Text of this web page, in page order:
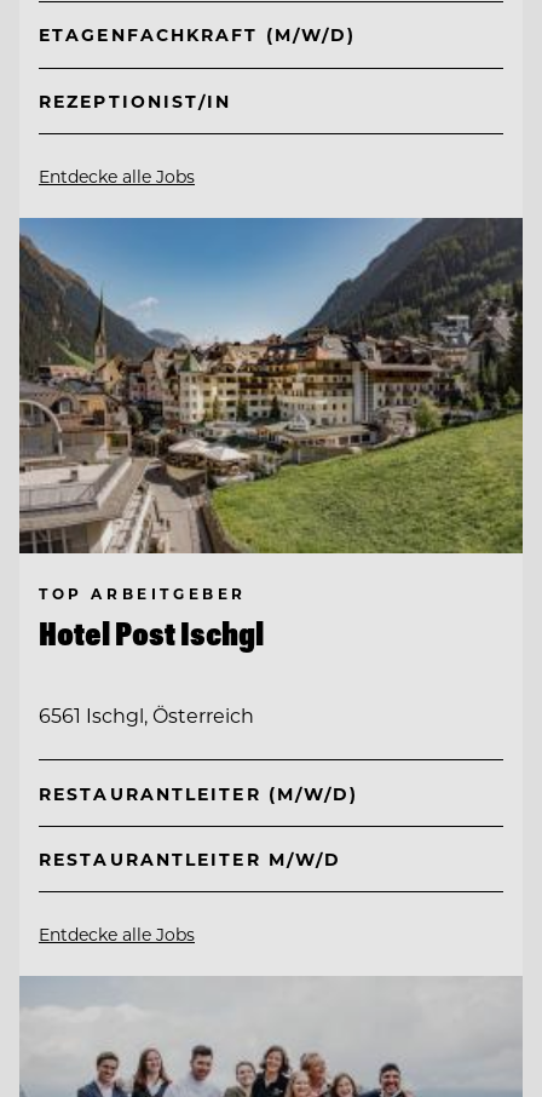
ETAGENFACHKRAFT (M/W/D)
REZEPTIONIST/IN
Entdecke alle Jobs
TOP ARBEITGEBER
Hotel Post Ischgl
6561 Ischgl, Österreich
RESTAURANTLEITER (M/W/D)
RESTAURANTLEITER M/W/D
Entdecke alle Jobs